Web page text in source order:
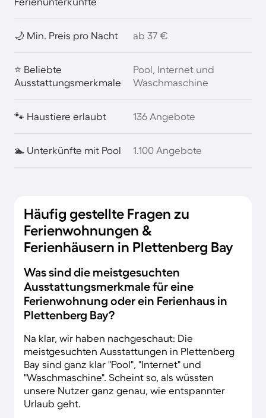
🌙 Min. Preis pro Nacht ab 37 €
⭐ Beliebte
Ausstattungsmerkmale
Pool, Internet und
Waschmaschine
🐾 Haustiere erlaubt 136 Angebote
🏊 Unterkünfte mit Pool 1.100 Angebote
Häufig gestellte Fragen zu
Ferienwohnungen &
Ferienhäusern in Plettenberg Bay
Was sind die meistgesuchten
Ausstattungsmerkmale für eine
Ferienwohnung oder ein Ferienhaus in
Plettenberg Bay?
Na klar, wir haben nachgeschaut: Die
meistgesuchten Ausstattungen in Plettenberg
Bay sind ganz klar "Pool", "Internet" und
"Waschmaschine". Scheint so, als wüssten
unsere Nutzer ganz genau, wie entspannter
Urlaub geht.